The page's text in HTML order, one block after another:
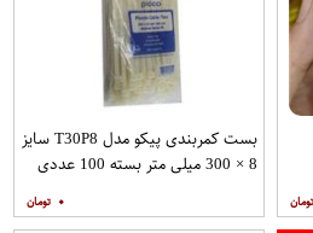
بست کمربندی پیکو مدل T30P8 سایز
8 × 300 میلی متر بسته 100 عددی
۰